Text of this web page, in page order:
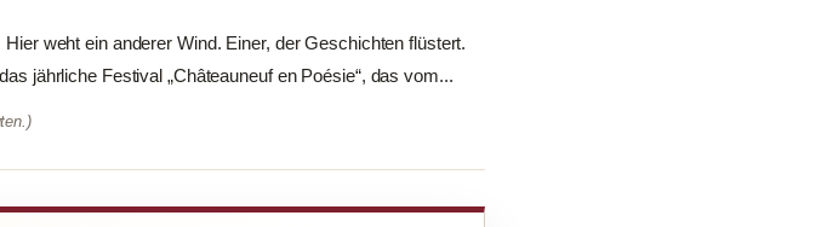
weht ein anderer Wind. Einer, der Geschichten flüstert.
jährliche Festival „Châteauneuf en Poésie“, das vom...